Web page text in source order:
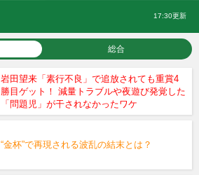
17:30更新
総合
岩田望来「素行不良」で追放されても重賞4
勝目ゲット！ 減量トラブルや夜遊び発覚した
「問題児」が干されなかったワケ
“金杯”で再現される波乱の結末とは？